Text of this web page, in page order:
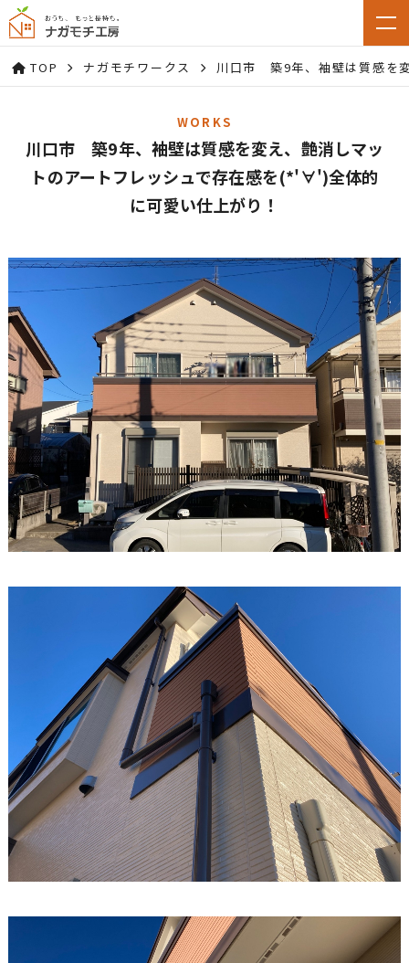
TOP ナガモチワークス 川口市 築9年、袖壁は質感を
WORKS
川口市 築9年、袖壁は質感を変え、艶消しマッ
トのアートフレッシュで存在感を(*'∀')全体的
に可愛い仕上がり！